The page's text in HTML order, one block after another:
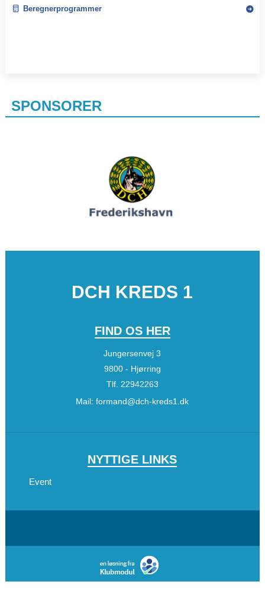
Beregnerprogrammer
SPONSORER
DCH KREDS 1
FIND OS HER
Jungersenvej 3
9800 - Hjørring
Tlf. 22942263
Mail:formand@dch-kreds1.dk
NYTTIGE LINKS
Event